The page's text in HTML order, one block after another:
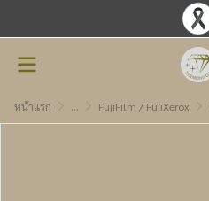
หน้าแรก ... FujiFilm / FujiXerox